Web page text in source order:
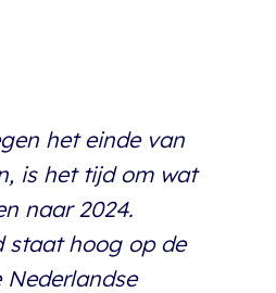
het einde van
is het tijd om wat
naar 2024.
staat hoog op de
Nederlandse